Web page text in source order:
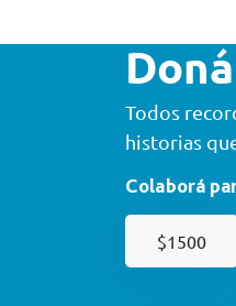
Doná
Todos
historias
Colaborá
$1500